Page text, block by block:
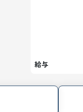
給与